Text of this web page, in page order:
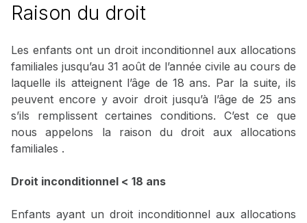
Raison du droit
Les enfants ont un droit inconditionnel aux allocations
familiales jusqu’au 31 août de l’année civile au cours de
laquelle ils atteignent l’âge de 18 ans. Par la suite, ils
peuvent encore y avoir droit jusqu’à l’âge de 25 ans
s’ils remplissent certaines conditions. C’est ce que
nous appelons la raison du droit aux allocations
familiales .
Droit inconditionnel < 18 ans
Enfants ayant un droit inconditionnel aux allocations